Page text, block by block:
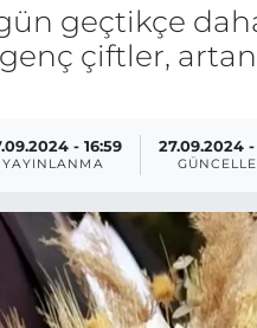
geçtikçe
çiftler,
- 16:59
YAYINLANMA
27.09.2024 -